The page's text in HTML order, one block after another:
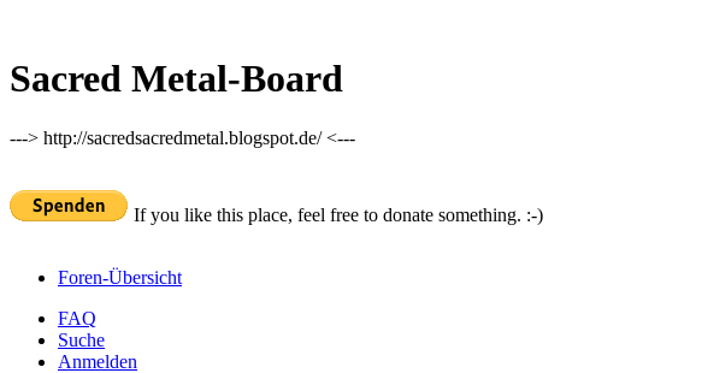
Sacred Metal-Board
---> http://sacredsacredmetal.blogspot.de/ <---
If you like this place, feel free to donate something. :-)
Foren-Übersicht
FAQ
Suche
Anmelden